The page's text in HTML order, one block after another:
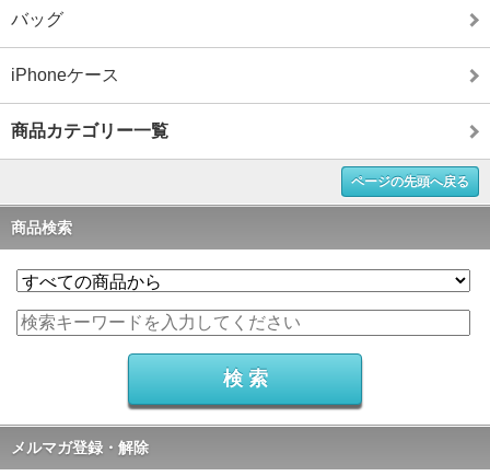
バッグ
iPhoneケース
商品カテゴリー一覧
ページの先頭へ戻る
商品検索
メルマガ登録・解除